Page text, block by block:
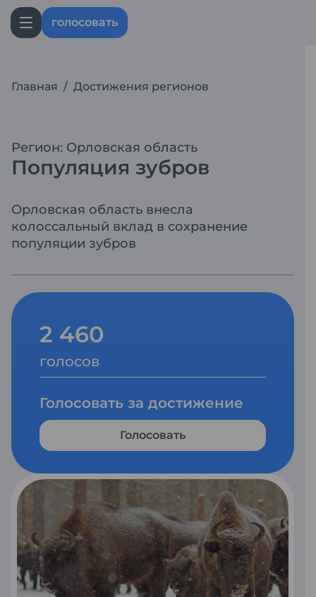
голосовать
Главная / Достижения регионов
Регион: Орловская область
Популяция зубров
Орловская область внесла
колоссальный вклад в сохранение
популяции зубров
2 460
голосов
Голосовать за достижение
Голосовать